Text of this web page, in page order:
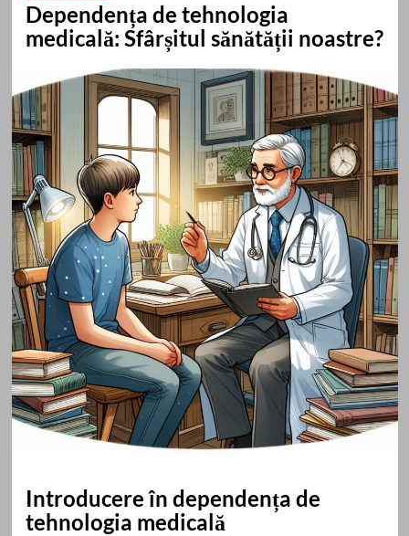
Dependența de tehnologia
medicală: Sfârșitul sănătății noastre?
Introducere în dependența de
tehnologia medicală